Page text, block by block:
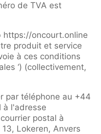
de TVA est
https://oncourt.online
produit et service
à ces conditions
‘) (collectivement,
par téléphone au +44
à l'adresse
postal à
Lokeren, Anvers